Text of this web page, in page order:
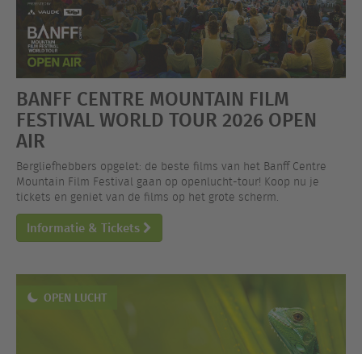
BANFF CENTRE MOUNTAIN FILM
FESTIVAL WORLD TOUR 2026 OPEN
AIR
Bergliefhebbers opgelet: de beste films van het Banff Centre
Mountain Film Festival gaan op openlucht-tour! Koop nu je
tickets en geniet van de films op het grote scherm.
Informatie & Tickets
OPEN LUCHT